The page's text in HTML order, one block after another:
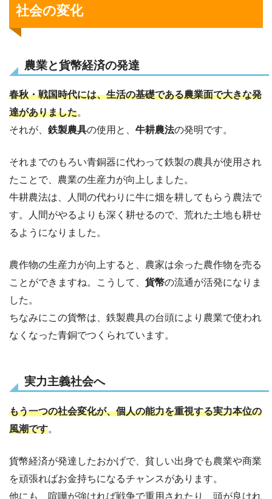
社会の変化
農業と貨幣経済の発達
春秋・戦国時代には、生活の基礎である農業面で大きな発
達がありました。
それが、 鉄製農具の使用と、 牛耕農法の発明です。
それまでのもろい青銅器に代わって鉄製の農具が使用され
たことで、農業の生産力が向上しました。
牛耕農法は、人間の代わりに牛に畑を耕してもらう農法で
す。人間がやるよりも深く耕せるので、荒れた土地も耕せ
るようになりました。
農作物の生産力が向上すると、農家は余った農作物を売る
ことができますね。こうして、 貨幣の流通が活発になりま
した。
ちなみにこの貨幣は、鉄製農具の台頭により農業で使われ
なくなった青銅でつくられています。
実力主義社会へ
もう一つの社会変化が、個人の能力を重視する実力本位の
風潮です。
貨幣経済が発達したおかげで、貧しい出身でも農業や商業
を頑張ればお金持ちになるチャンスがあります。
他にも、喧嘩が強ければ戦争で重用されたり、頭が良けれ